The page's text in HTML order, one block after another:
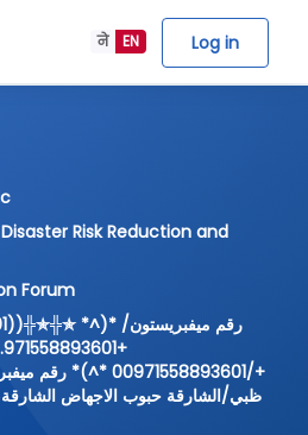
EN
ने Log in
Risk Reduction and
Forum
✯╬
+/00971558893601
ظبي/الشارقة حبوب الاجهاض